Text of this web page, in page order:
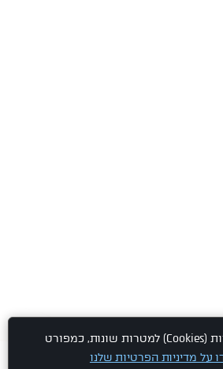
אתר זה משתמש בעוגיות (Cookies) למטרות שונות, כמפורט
על מדיניות הפרטיות שלנו